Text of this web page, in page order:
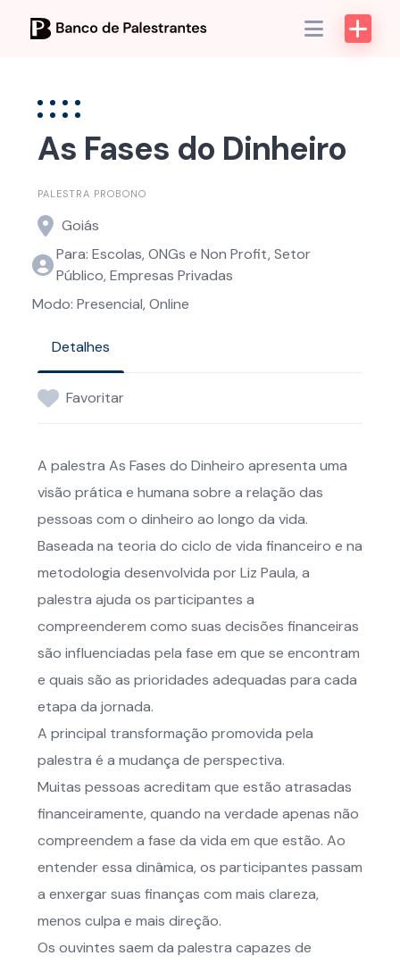
As Fases do Dinheiro
PALESTRA PROBONO
Goiás
Para: Escolas, ONGs e Non Profit, Setor
Público, Empresas Privadas
Modo: Presencial, Online
Detalhes
Favoritar
A palestra As Fases do Dinheiro apresenta uma
visão prática e humana sobre a relação das
pessoas com o dinheiro ao longo da vida.
Baseada na teoria do ciclo de vida financeiro e na
metodologia desenvolvida por Liz Paula, a
palestra ajuda os participantes a
compreenderem como suas decisões financeiras
são influenciadas pela fase em que se encontram
e quais são as prioridades adequadas para cada
etapa da jornada.
A principal transformação promovida pela
palestra é a mudança de perspectiva.
Muitas pessoas acreditam que estão atrasadas
financeiramente, quando na verdade apenas não
compreendem a fase da vida em que estão. Ao
entender essa dinâmica, os participantes passam
a enxergar suas finanças com mais clareza,
menos culpa e mais direção.
Os ouvintes saem da palestra capazes de